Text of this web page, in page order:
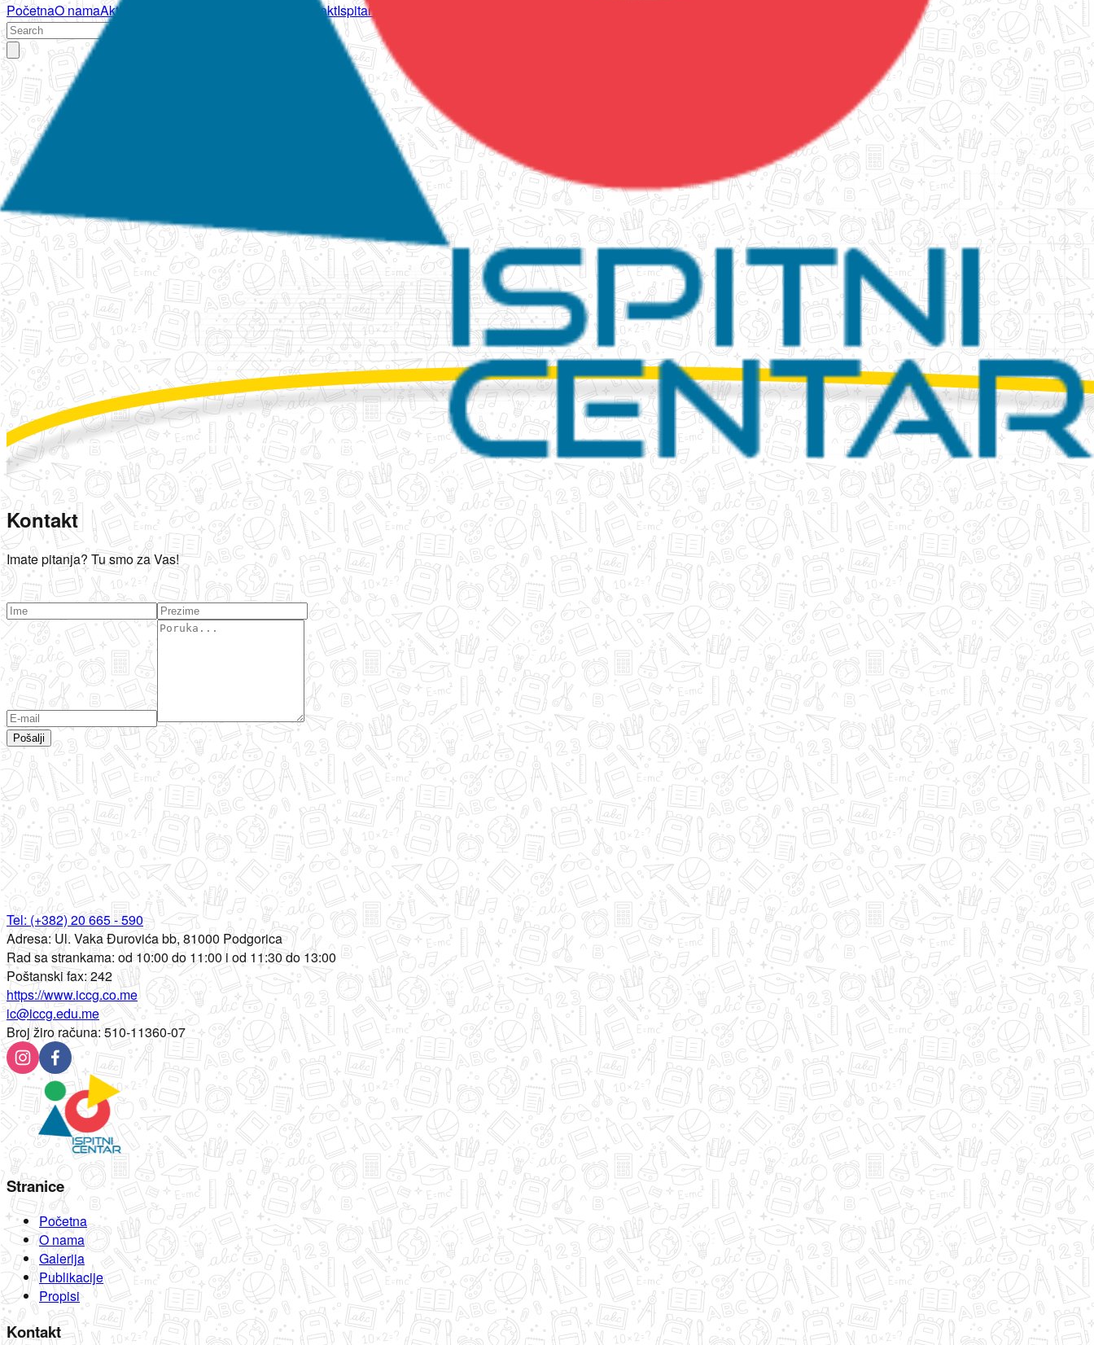
PočetnaO namaAktivnosti KontaktIspitanko
Kontakt
Imate pitanja? Tu smo za Vas!
Pošalji
Tel: (+382) 20 665 - 590
Adresa: Ul. Vaka Đurovića bb, 81000 Podgorica
Rad sa strankama: od 10:00 do 11:00 i od 11:30 do 13:00
Poštanski fax:242
https://www.iccg.co.me
ic@iccg.edu.me
Broj žiro računa: 510-11360-07
Stranice
Početna
O nama
Galerija
Publikacije
Propisi
Kontakt